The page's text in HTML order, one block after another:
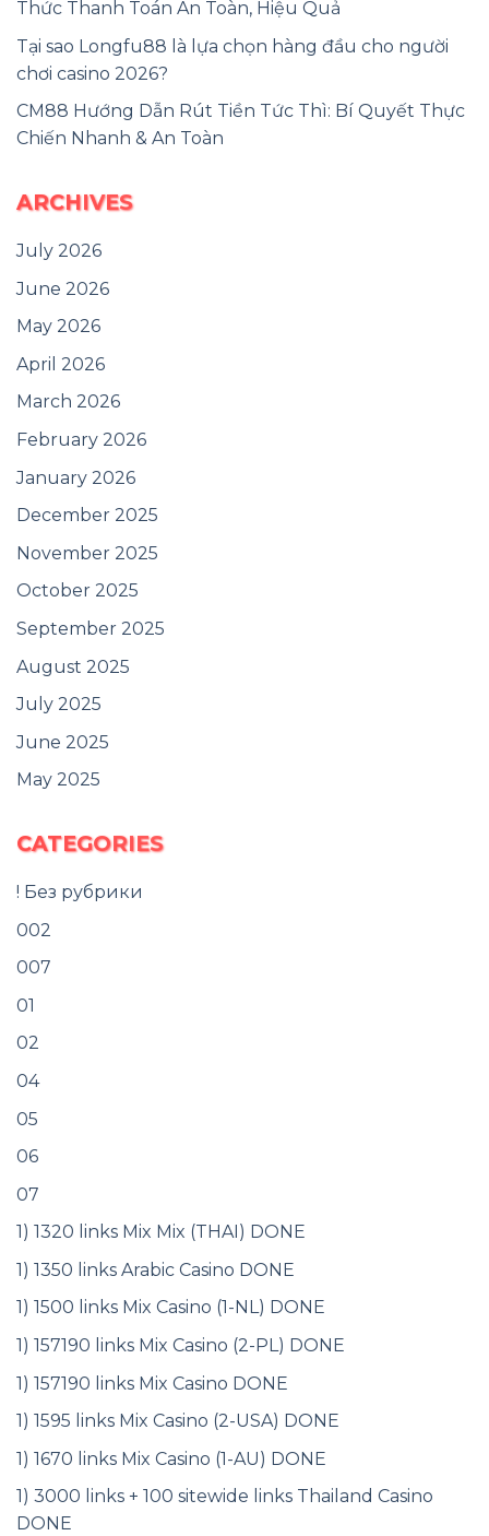
Thức Thanh Toán An Toàn, Hiệu Quả
Tại sao Longfu88 là lựa chọn hàng đầu cho người
chơi casino 2026?
CM88 Hướng Dẫn Rút Tiền Tức Thì: Bí Quyết Thực
Chiến Nhanh & An Toàn
ARCHIVES
July 2026
June 2026
May 2026
April 2026
March 2026
February 2026
January 2026
December 2025
November 2025
October 2025
September 2025
August 2025
July 2025
June 2025
May 2025
CATEGORIES
! Без рубрики
002
007
01
02
04
05
06
07
1) 1320 links Mix Mix (THAI) DONE
1) 1350 links Arabic Casino DONE
1) 1500 links Mix Casino (1-NL) DONE
1) 157190 links Mix Casino (2-PL) DONE
1) 157190 links Mix Casino DONE
1) 1595 links Mix Casino (2-USA) DONE
1) 1670 links Mix Casino (1-AU) DONE
1) 3000 links + 100 sitewide links Thailand Casino
DONE